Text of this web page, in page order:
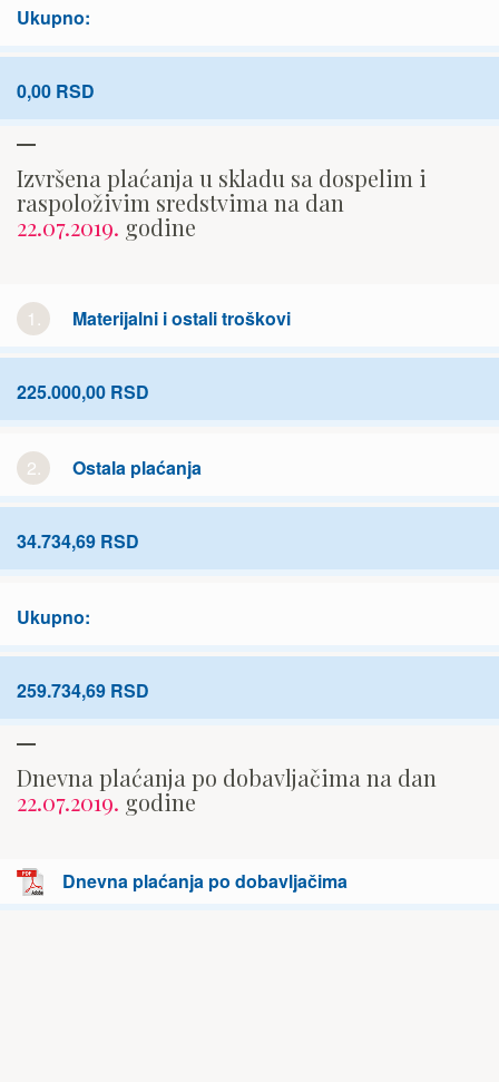
Ukupno:
0,00 RSD
Izvršena plaćanja u skladu sa dospelim i
raspoloživim sredstvima na dan
22.07.2019. godine
1. Materijalni i ostali troškovi
225.000,00 RSD
2. Ostala plaćanja
34.734,69 RSD
Ukupno:
259.734,69 RSD
Dnevna plaćanja po dobavljačima na dan
22.07.2019. godine
Dnevna plaćanja po dobavljačima